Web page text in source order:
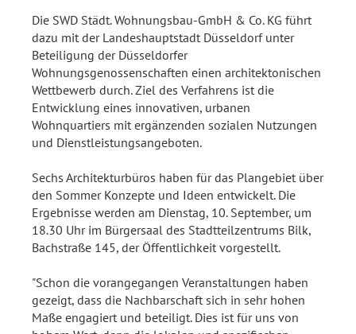
Die SWD Städt. Wohnungsbau-GmbH & Co. KG führt
dazu mit der Landeshauptstadt Düsseldorf unter
Beteiligung der Düsseldorfer
Wohnungsgenossenschaften einen architektonischen
Wettbewerb durch. Ziel des Verfahrens ist die
Entwicklung eines innovativen, urbanen
Wohnquartiers mit ergänzenden sozialen Nutzungen
und Dienstleistungsangeboten.
Sechs Architekturbüros haben für das Plangebiet über
den Sommer Konzepte und Ideen entwickelt. Die
Ergebnisse werden am Dienstag, 10. September, um
18.30 Uhr im Bürgersaal des Stadtteilzentrums Bilk,
Bachstraße 145, der Öffentlichkeit vorgestellt.
"Schon die vorangegangen Veranstaltungen haben
gezeigt, dass die Nachbarschaft sich in sehr hohen
Maße engagiert und beteiligt. Dies ist für uns von